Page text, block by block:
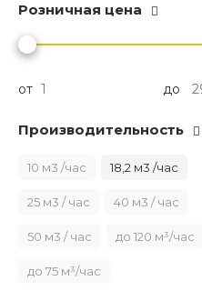
Розничная цена
от до
Производительность
10 м3 /час 18,2 м3 /час
25 м3 / час 40 м3 / час
50 м3 / час до 120 м³/час
до 75 м³/час